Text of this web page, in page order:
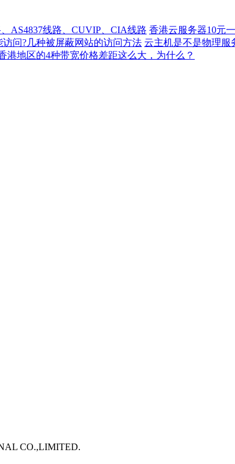
AS4837线路、CUVIP、CIA线路 香港云服务器10元
问?几种被屏蔽网站的访问方法 云主机是不是物理服
香港地区的4种带宽价格差距这么大，为什么？
CO.,LIMITED.